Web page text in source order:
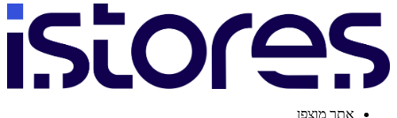
אתר מוצפן